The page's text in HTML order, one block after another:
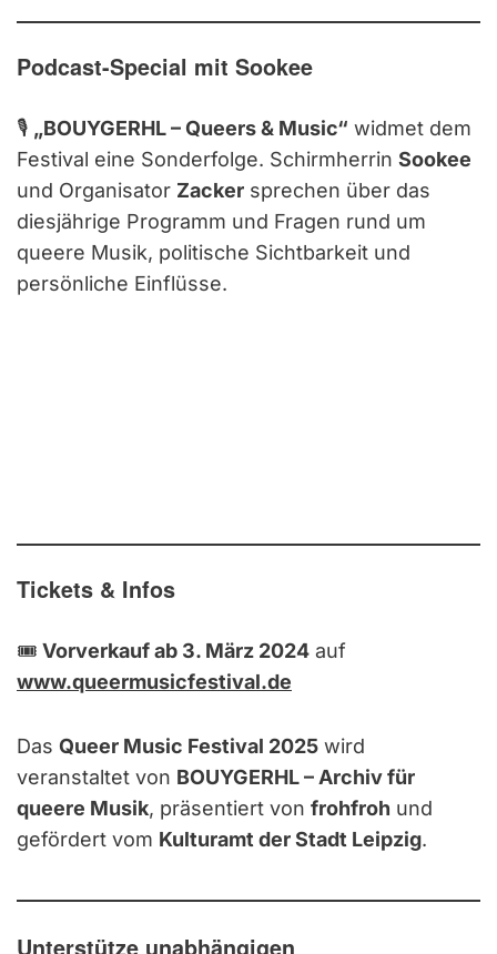
Podcast-Special mit Sookee
🎙️ „BOUYGERHL – Queers & Music“ widmet dem
Festival eine Sonderfolge. Schirmherrin Sookee
und Organisator Zacker sprechen über das
diesjährige Programm und Fragen rund um
queere Musik, politische Sichtbarkeit und
persönliche Einflüsse.
Tickets & Infos
🎟️ Vorverkauf ab 3. März 2024 auf
www.queermusicfestival.de
Das Queer Music Festival 2025 wird
veranstaltet von BOUYGERHL – Archiv für
queere Musik, präsentiert von frohfroh und
gefördert vom Kulturamt der Stadt Leipzig.
Unterstütze unabhängigen